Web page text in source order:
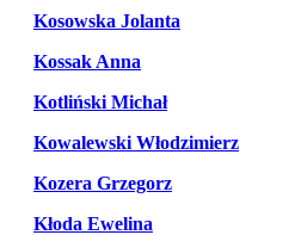
Kosowska Jolanta
Kossak Anna
Kotliński Michał
Kowalewski Włodzimierz
Kozera Grzegorz
Kłoda Ewelina